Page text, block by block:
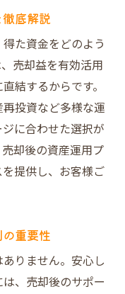
底解説
た資金をどのよう
売却益を有効活用
結するからです。
投資など多様な運
に合わせた選択が
却後の資産運用プ
提供し、お客様ご
重要性
りません。安心し
、売却後のサポー